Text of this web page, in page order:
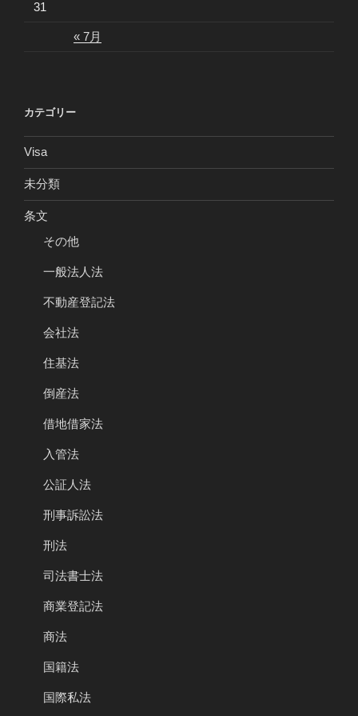
« 7月
31
カテゴリー
Visa
未分類
条文
その他
一般法人法
不動産登記法
会社法
住基法
倒産法
借地借家法
入管法
公証人法
刑事訴訟法
刑法
司法書士法
商業登記法
商法
国籍法
国際私法